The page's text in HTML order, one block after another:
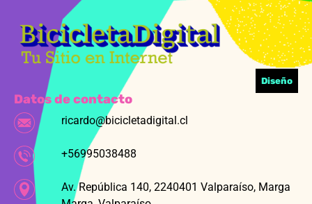
Diseño
Datos de contacto
ricardo@bicicletadigital.cl
+56995038488
Av. República 140, 2240401 Valparaíso, Marga